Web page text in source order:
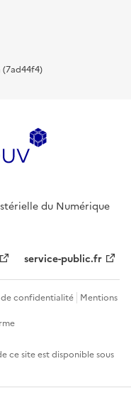
du Numérique
service-public.fr
confidentialité Mentions
ce site est disponible sous